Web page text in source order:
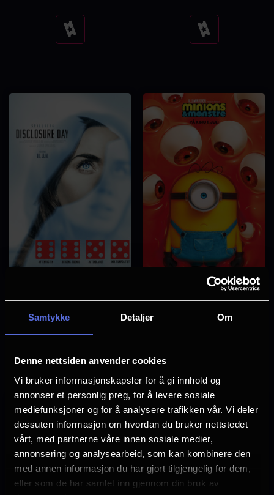
Samtykke Detaljer Om
Denne nettsiden anvender cookies
Vi bruker informasjonskapsler for å gi innhold og
annonser et personlig preg, for å levere sosiale
mediefunksjoner og for å analysere trafikken vår. Vi deler
dessuten informasjon om hvordan du bruker nettstedet
vårt, med partnerne våre innen sosiale medier,
annonsering og analysearbeid, som kan kombinere den
med annen informasjon du har gjort tilgjengelig for dem,
eller som de har samlet inn gjennom din bruk av
Se
tider
Se
tider
tider
tider